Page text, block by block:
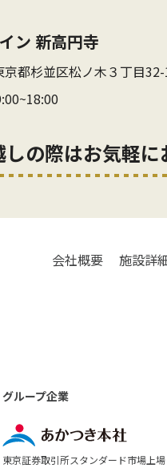
ン 新高円寺
京都杉並区松ノ木３丁目
の際はお気軽
会社概要 施設詳
グループ企業
東京証券取引所スタンダード市場上場